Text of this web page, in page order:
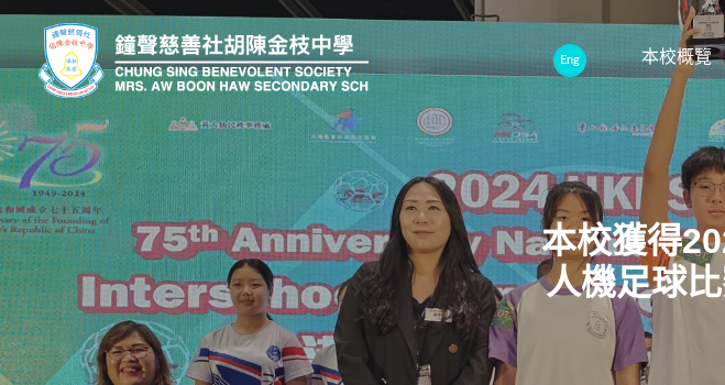
Eng 本校概覽
本校獲得
人機足球